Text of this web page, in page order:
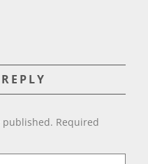
published. Required